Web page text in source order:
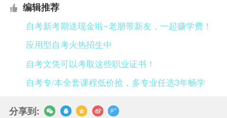
编辑推荐
自考新考期送现金啦~老朋带新友，一起赚学费！
应用型自考火热招生中
自考文凭可以考取这些职业证书！
自考专/本全套课程低价抢，多专业任选3年畅学
分享到: